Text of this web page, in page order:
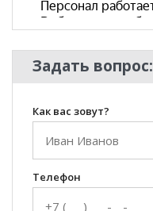
Задать вопрос:
Как вас зовут?
Телефон